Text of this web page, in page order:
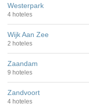
Westerpark
4 hoteles
Wijk Aan Zee
2 hoteles
Zaandam
9 hoteles
Zandvoort
4 hoteles